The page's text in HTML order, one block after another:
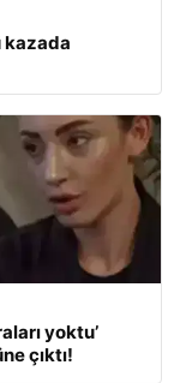
kazada
yoktu’
çıktı!